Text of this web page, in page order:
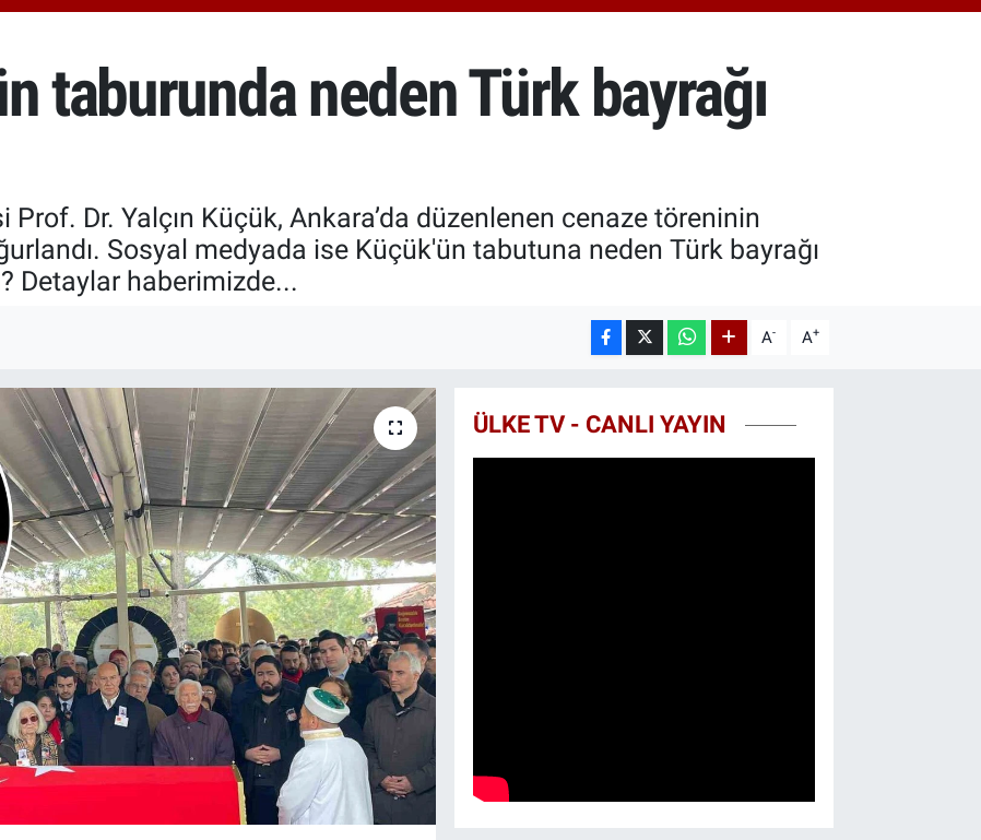
BITCOIN
64.360,53
%-0.76
taburunda neden Türk bayrağı
Prof. Dr. Yalçın Küçük, Ankara’da düzenlenen cenaze töreninin
Sosyal medyada ise Küçük'ün tabutuna neden Türk bayrağı
Detaylar haberimizde...
A- A+
ÜLKE TV - CANLI YAYIN